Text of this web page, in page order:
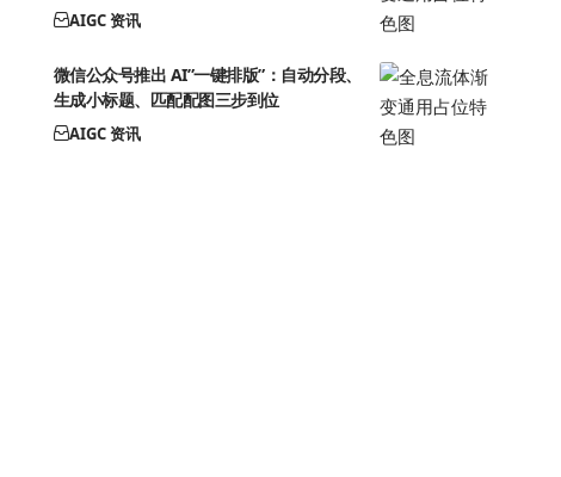
AIGC 资讯
微信公众号推出 AI”一键排版”：自动分段、
生成小标题、匹配配图三步到位
AIGC 资讯